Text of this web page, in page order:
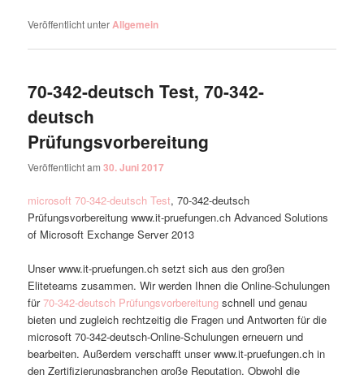
Veröffentlicht unterAllgemein
70-342-deutsch Test, 70-342-
deutsch
Prüfungsvorbereitung
Veröffentlicht am30. Juni 2017
microsoft 70-342-deutsch Test, 70-342-deutsch
Prüfungsvorbereitung www.it-pruefungen.ch Advanced Solutions
of Microsoft Exchange Server 2013
Unser www.it-pruefungen.ch setzt sich aus den großen
Eliteteams zusammen. Wir werden Ihnen die Online-Schulungen
für70-342-deutsch Prüfungsvorbereitung schnell und genau
bieten und zugleich rechtzeitig die Fragen und Antworten für die
microsoft 70-342-deutsch-Online-Schulungen erneuern und
bearbeiten. Außerdem verschafft unser www.it-pruefungen.ch in
den Zertifizierungsbranchen große Reputation. Obwohl die